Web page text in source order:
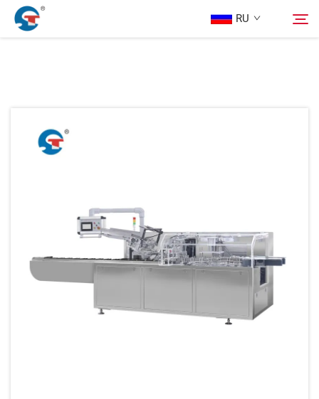
RU
Продукция
Новости
Связаться С Нами